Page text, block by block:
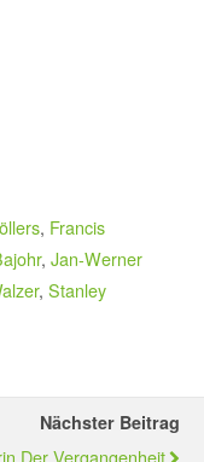
, Francis
, Jan-Werner
, Stanley
Nächster Beitrag
Der Vergangenheit